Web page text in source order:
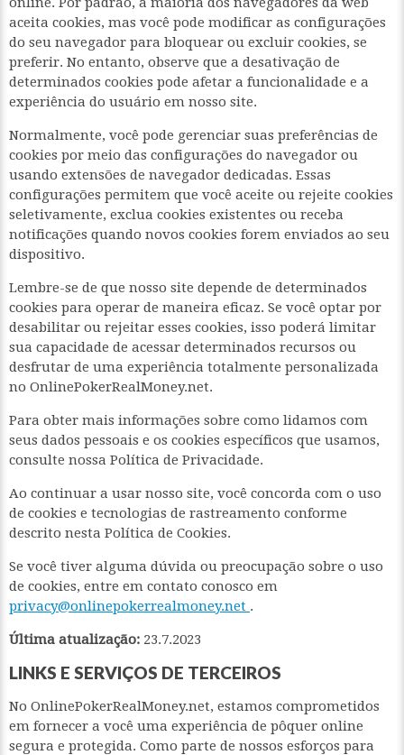
aceita cookies, mas você pode modificar as configurações
do seu navegador para bloquear ou excluir cookies, se
preferir. No entanto, observe que a desativação de
determinados cookies pode afetar a funcionalidade e a
experiência do usuário em nosso site.
Normalmente, você pode gerenciar suas preferências de
cookies por meio das configurações do navegador ou
usando extensões de navegador dedicadas. Essas
configurações permitem que você aceite ou rejeite cookies
seletivamente, exclua cookies existentes ou receba
notificações quando novos cookies forem enviados ao seu
dispositivo.
Lembre-se de que nosso site depende de determinados
cookies para operar de maneira eficaz. Se você optar por
desabilitar ou rejeitar esses cookies, isso poderá limitar
sua capacidade de acessar determinados recursos ou
desfrutar de uma experiência totalmente personalizada
no OnlinePokerRealMoney.net.
Para obter mais informações sobre como lidamos com
seus dados pessoais e os cookies específicos que usamos,
consulte nossa Política de Privacidade.
Ao continuar a usar nosso site, você concorda com o uso
de cookies e tecnologias de rastreamento conforme
descrito nesta Política de Cookies.
Se você tiver alguma dúvida ou preocupação sobre o uso
de cookies, entre em contato conosco em
privacy@onlinepokerrealmoney.net .
Última atualização: 23.7.2023
LINKS E SERVIÇOS DE TERCEIROS
No OnlinePokerRealMoney.net, estamos comprometidos
em fornecer a você uma experiência de pôquer online
segura e protegida. Como parte de nossos esforços para